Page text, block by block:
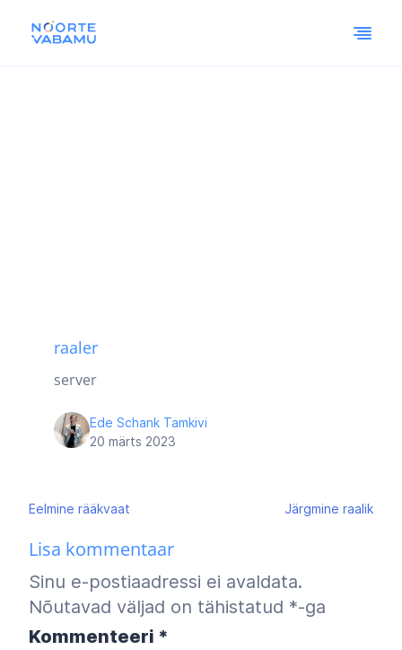
raaler
server
Ede Schank Tamkivi
20 märts 2023
Navigeerimine
Eelmine rääkvaat Järgmine raalik
Lisa kommentaar
Sinu e-postiaadressi ei avaldata.
Nõutavad väljad on tähistatud *-ga
Kommenteeri *